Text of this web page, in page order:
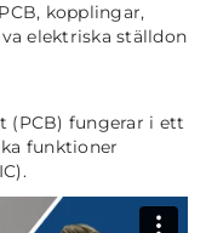
kopplingar,
elektriska ställdon
(PCB) fungerar i ett
funktioner